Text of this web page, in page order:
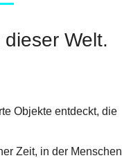
Welt.
Objekte entdeckt, die
Zeit, in der Menschen